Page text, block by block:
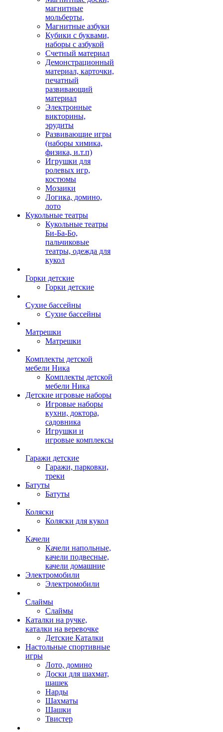
магнитные
мольберты,
Магнитные азбуки
Кубики с буквами,
наборы с азбукой
Счетный материал
Демонстрационный
материал, карточки,
печатный
развивающий
материал
Электронные
викторины,
эрудиты
Развивающие игры
(наборы химика,
физика, и.т.п)
Игрушки для
ролевых игр,
костюмы
Мозаики
Логика, домино,
лото
Кукольные театры
Кукольные театры
Би-Ба-Бо,
пальчиковые
театры, одежда для
кукол
Горки детские
Горки детские
Сухие бассейны
Сухие бассейны
Матрешки
Матрешки
Комплекты детской
мебели Ника
Комплекты детской
мебели Ника
Детские игровые наборы
Игровые наборы
кухни, доктора,
садовника
Игрушки и
игровые комплексы
Гаражи детские
Гаражи, парковки,
треки
Батуты
Батуты
Коляски
Коляски для кукол
Качели
Качели напольные,
качели подвесные,
качели домашние
Электромобили
Электромобили
Слаймы
Слаймы
Каталки на ручке,
каталки на веревочке
Детские Каталки
Настольные спортивные
игры
Лото, домино
Доски для шахмат,
шашек
Нарды
Шахматы
Шашки
Твистер